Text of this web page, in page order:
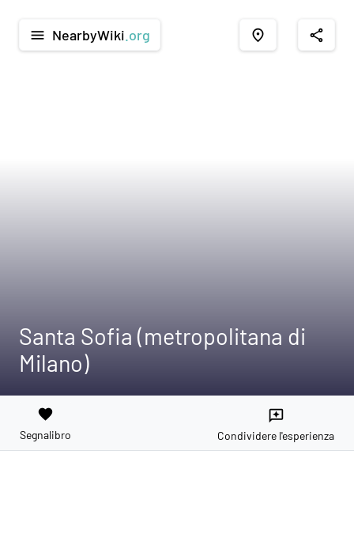
menu NearbyWiki .org place share
Santa Sofia (metropolitana di
Milano)
favorite
Segnalibro
reviews
Condividere l'esperienza